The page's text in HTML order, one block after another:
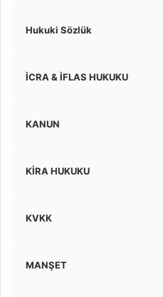
Hukuki Sözlük
İCRA & İFLAS HUKUKU
KANUN
KİRA HUKUKU
KVKK
MANŞET